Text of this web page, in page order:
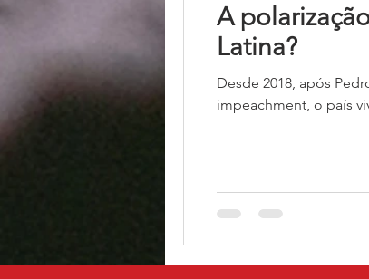
A
Latina?
Desde 2018, após
impeachment, o país